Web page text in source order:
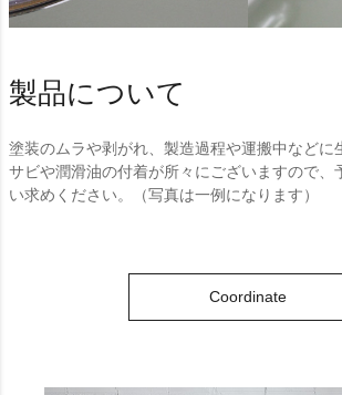
製品について
塗装のムラや剥がれ、製造過程や運搬中などに
サビや潤滑油の付着が所々にございますので、
い求めください。（写真は一例になります）
Coordinate